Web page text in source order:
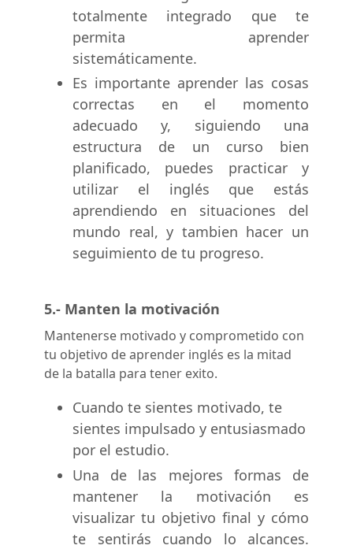
totalmente integrado que te
permita aprender
sistemáticamente.
Es importante aprender las cosas
correctas en el momento
adecuado y, siguiendo una
estructura de un curso bien
planificado, puedes practicar y
utilizar el inglés que estás
aprendiendo en situaciones del
mundo real, y tambien hacer un
seguimiento de tu progreso.
5.- Manten la motivación
Mantenerse motivado y comprometido con
tu objetivo de aprender inglés es la mitad
de la batalla para tener exito.
Cuando te sientes motivado, te
sientes impulsado y entusiasmado
por el estudio.
Una de las mejores formas de
mantener la motivación es
visualizar tu objetivo final y cómo
te sentirás cuando lo alcances.